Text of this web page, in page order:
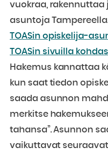
vuokraa,
asuntoja
TOASin opiskelija-
TOASin sivuilla
Hakemus kannattaa
kun saat tiedon
saada asunnon
merkitse
tahansa”. Asunnon
vaikuttavat